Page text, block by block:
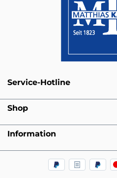
Service-Hotline
Shop
Information